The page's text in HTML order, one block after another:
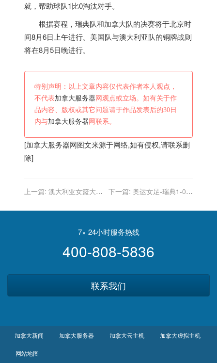
就，帮助球队1比0淘汰对手。
根据赛程，瑞典队和加拿大队的决赛将于北京时
间8月6日上午进行。美国队与澳大利亚队的铜牌战则
将在8月5日晚进行。
特别声明：以上文章内容仅代表作者本人观点，
不代表加拿大服务器 网观点或立场。如有关于作
品内容、版权或其它问题请于作品发表后的30日
内与加拿大服务器 网联系。
[加拿大服务器网图文来源于网络,如有侵权,请联系删
除]
上一篇: 澳大利亚女篮大胜
加拿大进八强
下一篇: 奥运女足-瑞典1-0澳
拿大争金牌
7× 24小时服务热线
400-808-5836
联系我们
加拿大新闻 加拿大服务器 加拿大云主机 加拿大虚拟主机
网站地图